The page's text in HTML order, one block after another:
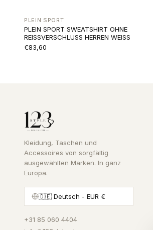
PLEIN SPORT
PLEIN SPORT SWEATSHIRT OHNE
REISSVERSCHLUSS HERREN WEISS
€83,60
Kleidung, Taschen und
Accessoires von sorgfältig
ausgewählten Marken. In ganz
Europa.
🇩🇪 Deutsch - EUR €
+31 85 060 4404